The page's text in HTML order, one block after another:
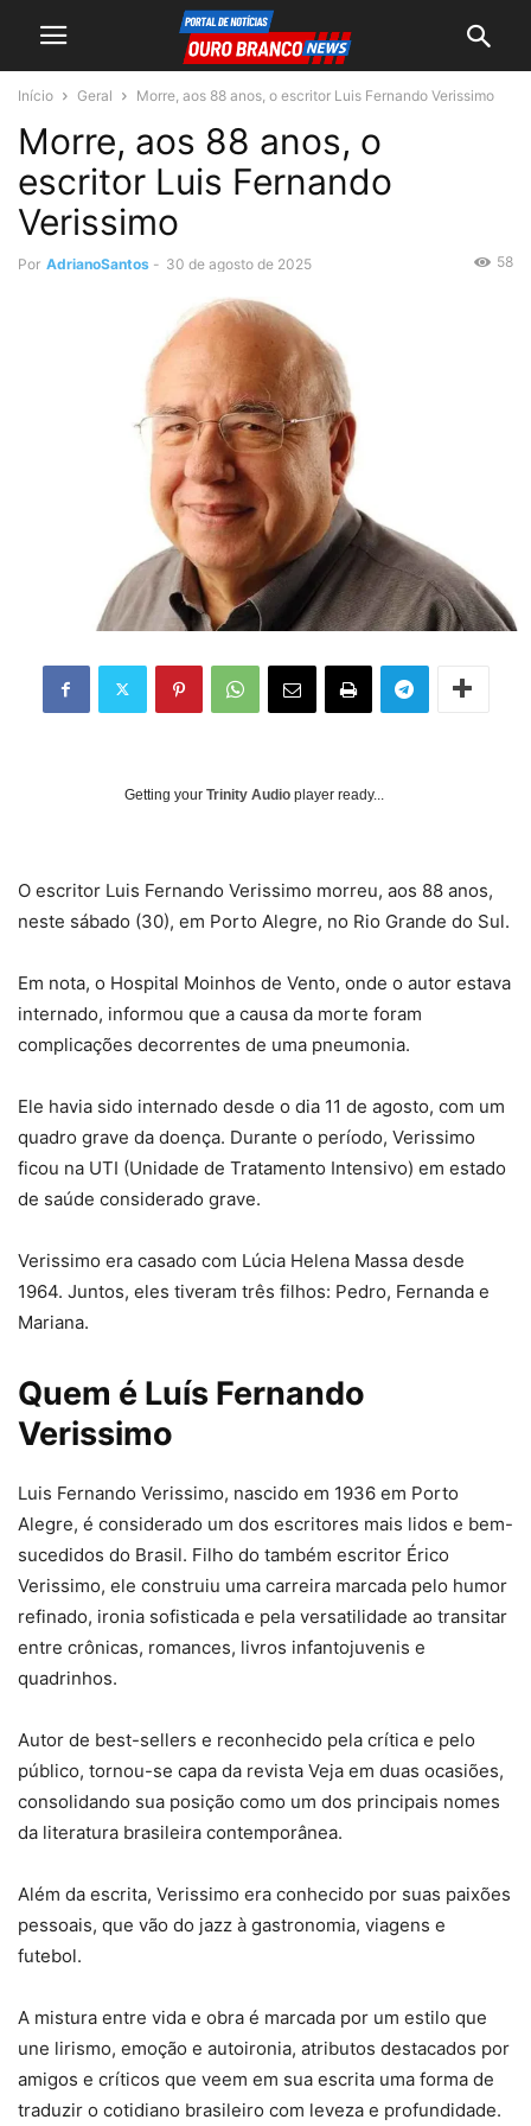
Início Geral Morre, aos 88 anos, o escritor Luis Fernando Verissimo
Morre, aos 88 anos, o
escritor Luis Fernando
Verissimo
Por AdrianoSantos - 30 de agosto de 2025 58
Getting your Trinity Audio player ready...
O escritor Luis Fernando Verissimo morreu, aos 88 anos,
neste sábado (30), em Porto Alegre, no Rio Grande do Sul.
Em nota, o Hospital Moinhos de Vento, onde o autor estava
internado, informou que a causa da morte foram
complicações decorrentes de uma pneumonia.
Ele havia sido internado desde o dia 11 de agosto, com um
quadro grave da doença. Durante o período, Verissimo
ficou na UTI (Unidade de Tratamento Intensivo) em estado
de saúde considerado grave.
Verissimo era casado com Lúcia Helena Massa desde
1964. Juntos, eles tiveram três filhos: Pedro, Fernanda e
Mariana.
Quem é Luís Fernando
Verissimo
Luis Fernando Verissimo, nascido em 1936 em Porto
Alegre, é considerado um dos escritores mais lidos e bem-
sucedidos do Brasil. Filho do também escritor Érico
Verissimo, ele construiu uma carreira marcada pelo humor
refinado, ironia sofisticada e pela versatilidade ao transitar
entre crônicas, romances, livros infantojuvenis e
quadrinhos.
Autor de best-sellers e reconhecido pela crítica e pelo
público, tornou-se capa da revista Veja em duas ocasiões,
consolidando sua posição como um dos principais nomes
da literatura brasileira contemporânea.
Além da escrita, Verissimo era conhecido por suas paixões
pessoais, que vão do jazz à gastronomia, viagens e
futebol.
A mistura entre vida e obra é marcada por um estilo que
une lirismo, emoção e autoironia, atributos destacados por
amigos e críticos que veem em sua escrita uma forma de
traduzir o cotidiano brasileiro com leveza e profundidade.